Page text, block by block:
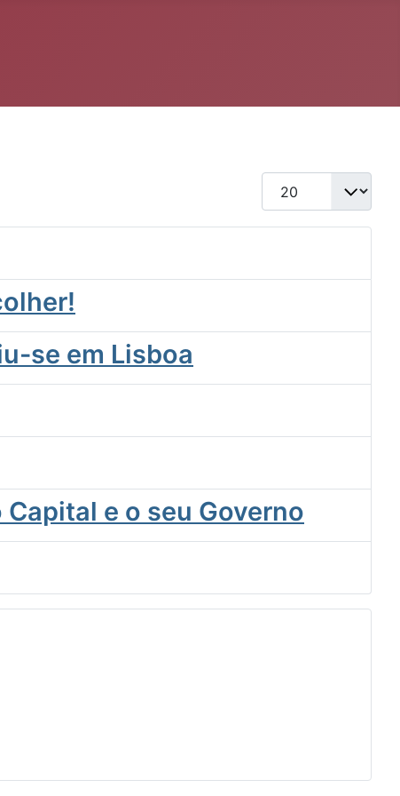
Qtd. a exibir
se em Lisboa
e o seu Governo